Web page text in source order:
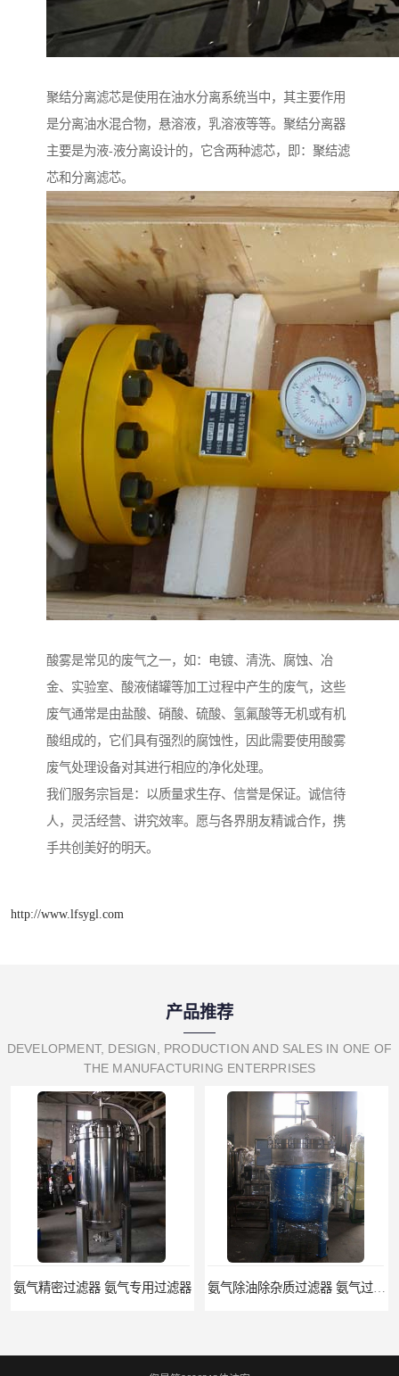
聚结分离滤芯是使用在油水分离系统当中，其主要作用
是分离油水混合物，悬溶液，乳溶液等等。聚结分离器
主要是为液-液分离设计的，它含两种滤芯，即：聚结滤
芯和分离滤芯。
酸雾是常见的废气之一，如：电镀、清洗、腐蚀、冶
金、实验室、酸液储罐等加工过程中产生的废气，这些
废气通常是由盐酸、硝酸、硫酸、氢氟酸等无机或有机
酸组成的，它们具有强烈的腐蚀性，因此需要使用酸雾
废气处理设备对其进行相应的净化处理。
我们服务宗旨是：以质量求生存、信誉是保证。诚信待
人，灵活经营、讲究效率。愿与各界朋友精诚合作，携
手共创美好的明天。
http://www.lfsygl.com
产品推荐
DEVELOPMENT, DESIGN, PRODUCTION AND SALES IN ONE OF
THE MANUFACTURING ENTERPRISES
氨气除油除杂质过滤器 氨气过滤器生产厂家